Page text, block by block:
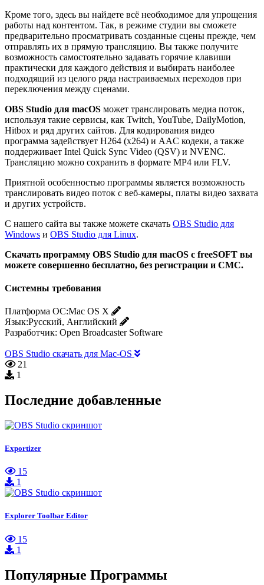
Кроме того, здесь вы найдете всё необходимое для упрощения
работы над контентом. Так, в режиме студии вы сможете
предварительно просматривать созданные сцены прежде, чем
отправлять их в прямую трансляцию. Вы также получите
возможность самостоятельно задавать горячие клавиши
практически для каждого действия и выбирать наиболее
подходящий из целого ряда настраиваемых переходов при
переключения между сценами.
OBS Studio для macOS может транслировать медиа поток,
используя такие сервисы, как Twitch, YouTube, DailyMotion,
Hitbox и ряд других сайтов. Для кодирования видео
программа задействует H264 (x264) и AAC кодеки, а также
поддерживает Intel Quick Sync Video (QSV) и NVENC.
Трансляцию можно сохранить в формате MP4 или FLV.
Приятной особенностью программы является возможность
транслировать видео поток с веб-камеры, платы видео захвата
и других устройств.
С нашего сайта вы также можете скачать OBS Studio для
Windows и OBS Studio для Linux.
Скачать программу OBS Studio для macOS с freeSOFT вы
можете совершенно бесплатно, без регистрации и СМС.
Системны требования
Платформа ОС:Mac OS X
Язык:Русский, Английский
Разработчик: Open Broadcaster Software
OBS Studio скачать для Mac-OS
21
1
Последние добавленные
Exportizer
15
1
Explorer Toolbar Editor
15
1
Популярные Программы